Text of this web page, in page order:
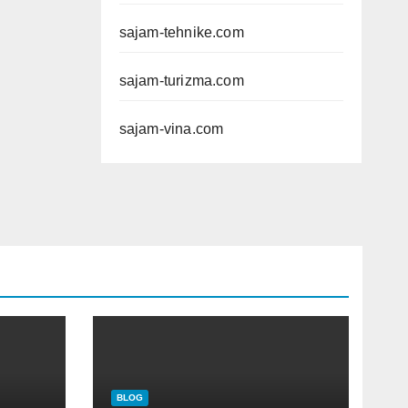
sajam-tehnike.com
sajam-turizma.com
sajam-vina.com
BLOG